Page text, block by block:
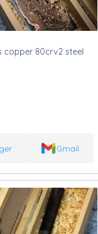
copper 80crv2 steel
Gmail